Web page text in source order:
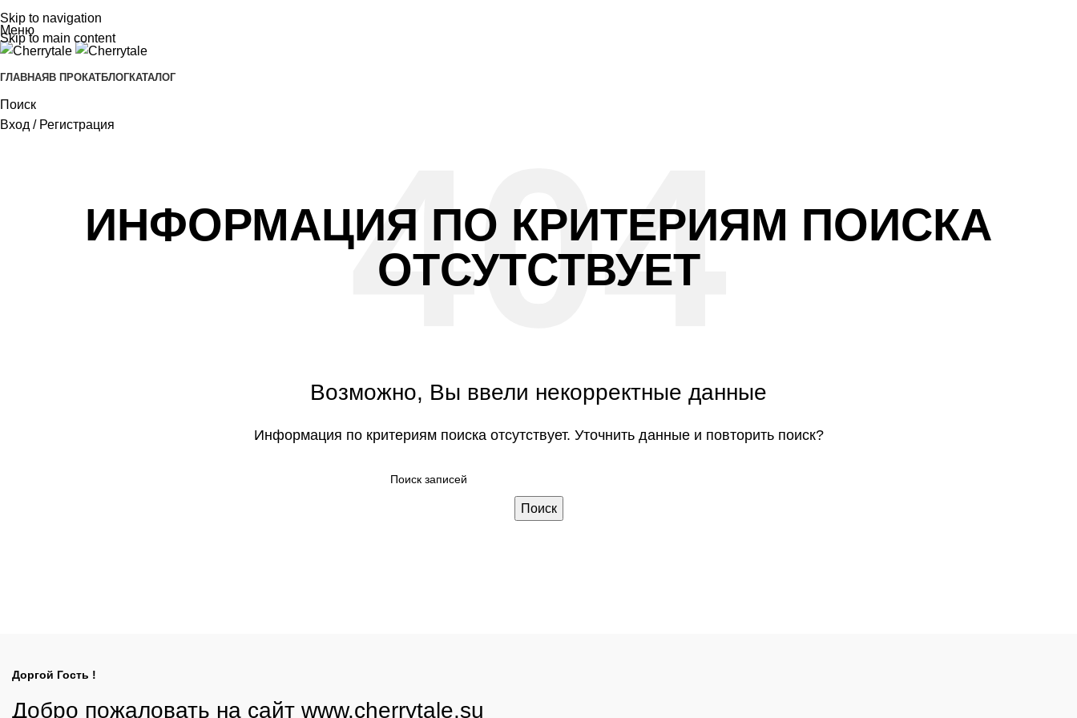
Skip to navigation
Skip to main content
Меню
ГЛАВНАЯ В ПРОКАТБЛОГКАТАЛОГ
Поиск
Вход / Регистрация
ИНФОРМАЦИЯ ПО КРИТЕРИЯМ ПОИСКА
ОТСУТСТВУЕТ
Возможно, Вы ввели некорректные данные
Информация по критериям поиска отсутствует. Уточнить данные и повторить поиск?
Поиск
Доргой Гость !
Добро пожаловать на сайт www.cherrytale.su